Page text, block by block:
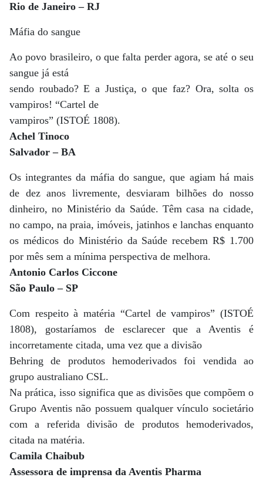
Rio de Janeiro – RJ
Máfia do sangue
Ao povo brasileiro, o que falta perder agora, se até o seu
sangue já está
sendo roubado? E a Justiça, o que faz? Ora, solta os
vampiros! “Cartel de
vampiros” (ISTOÉ 1808).
Achel Tinoco
Salvador – BA
Os integrantes da máfia do sangue, que agiam há mais
de dez anos livremente, desviaram bilhões do nosso
dinheiro, no Ministério da Saúde. Têm casa na cidade,
no campo, na praia, imóveis, jatinhos e lanchas enquanto
os médicos do Ministério da Saúde recebem R$ 1.700
por mês sem a mínima perspectiva de melhora.
Antonio Carlos Ciccone
São Paulo – SP
Com respeito à matéria “Cartel de vampiros” (ISTOÉ
1808), gostaríamos de esclarecer que a Aventis é
incorretamente citada, uma vez que a divisão
Behring de produtos hemoderivados foi vendida ao
grupo australiano CSL.
Na prática, isso significa que as divisões que compõem o
Grupo Aventis não possuem qualquer vínculo societário
com a referida divisão de produtos hemoderivados,
citada na matéria.
Camila Chaibub
Assessora de imprensa da Aventis Pharma